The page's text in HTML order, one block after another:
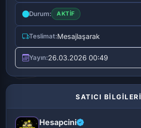
Durum: AKTIF
Teslimat:Mesajlaşarak
Yayın:26.03.2026 00:49
SATICI BİLGİLERİ
Hesapcini